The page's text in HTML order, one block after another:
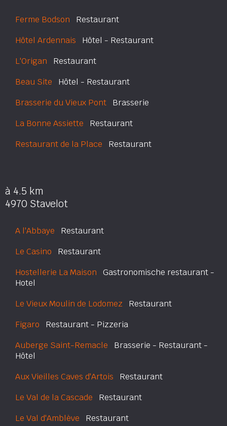
Ferme Bodson Restaurant
Hôtel Ardennais Hôtel - Restaurant
L'Origan Restaurant
Beau Site Hôtel - Restaurant
Brasserie du Vieux Pont Brasserie
La Bonne Assiette Restaurant
Restaurant de la Place Restaurant
à 4.5 km
4970 Stavelot
A l'Abbaye Restaurant
Le Casino Restaurant
Hostellerie La Maison Gastronomische restaurant -
Hotel
Le Vieux Moulin de Lodomez Restaurant
Figaro Restaurant - Pizzeria
Auberge Saint-Remacle Brasserie - Restaurant -
Hôtel
Aux Vieilles Caves d'Artois Restaurant
Le Val de la Cascade Restaurant
Le Val d'Amblève Restaurant